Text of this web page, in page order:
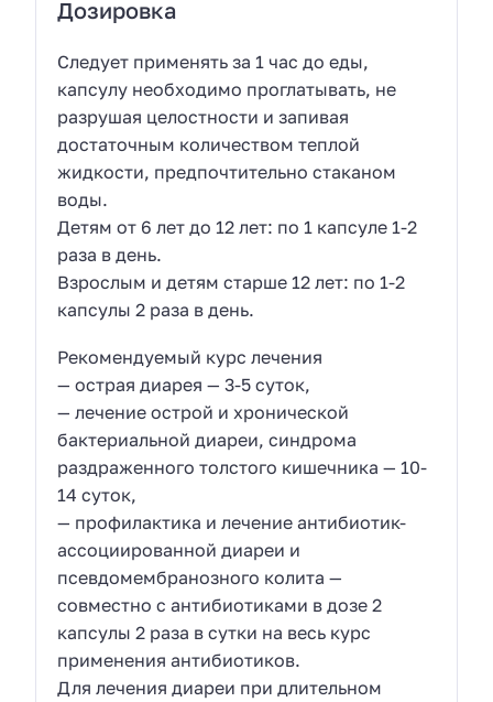
Дозировка
Следует применять за 1 час до еды,
капсулу необходимо проглатывать, не
разрушая целостности и запивая
достаточным количеством теплой
жидкости, предпочтительно стаканом
воды.
Детям от 6 лет до 12 лет: по 1 капсуле 1-2
раза в день.
Взрослым и детям старше 12 лет: по 1-2
капсулы 2 раза в день.
Рекомендуемый курс лечения
— острая диарея — 3-5 суток,
— лечение острой и хронической
бактериальной диареи, синдрома
раздраженного толстого кишечника — 10-
14 суток,
— профилактика и лечение антибиотик-
ассоциированной диареи и
псевдомембранозного колита —
совместно с антибиотиками в дозе 2
капсулы 2 раза в сутки на весь курс
применения антибиотиков.
Для лечения диареи при длительном